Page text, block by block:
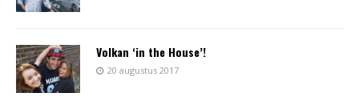
Volkan ‘in the House’!
20 augustus 2017